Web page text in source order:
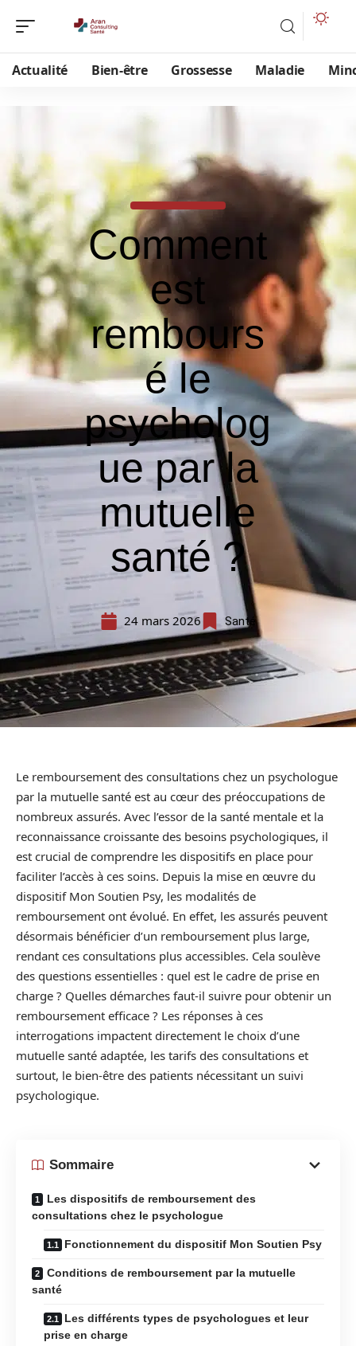
Actualité Bien-être Grossesse Maladie
Comment
est
rembours
é le
psycholog
ue par la
mutuelle
santé ?
24 mars 2026 Santé
Le remboursement des consultations chez un psychologue
par la mutuelle santé est au cœur des préoccupations de
nombreux assurés. Avec l’essor de la santé mentale et la
reconnaissance croissante des besoins psychologiques, il
est crucial de comprendre les dispositifs en place pour
faciliter l’accès à ces soins. Depuis la mise en œuvre du
dispositif Mon Soutien Psy, les modalités de
remboursement ont évolué. En effet, les assurés peuvent
désormais bénéficier d’un remboursement plus large,
rendant ces consultations plus accessibles. Cela soulève
des questions essentielles : quel est le cadre de prise en
charge ? Quelles démarches faut-il suivre pour obtenir un
remboursement efficace ? Les réponses à ces
interrogations impactent directement le choix d’une
mutuelle santé adaptée, les tarifs des consultations et
surtout, le bien-être des patients nécessitant un suivi
psychologique.
Sommaire
Les dispositifs de remboursement des
consultations chez le psychologue
Fonctionnement du dispositif Mon Soutien Psy
Conditions de remboursement par la mutuelle
santé
Les différents types de psychologues et leur
prise en charge